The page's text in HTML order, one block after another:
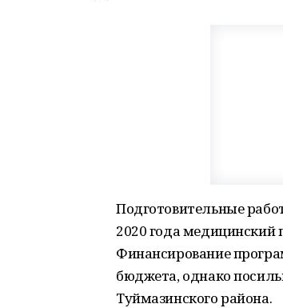
Подготовительные
2020 года медицинский
Финансирование
бюджета, однако
Туймазинского района.